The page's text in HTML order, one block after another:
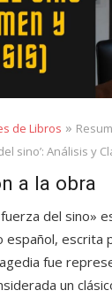
de Libros »
sino’: Análisis y
a la obra
del sino»
español, escrita
fue
un